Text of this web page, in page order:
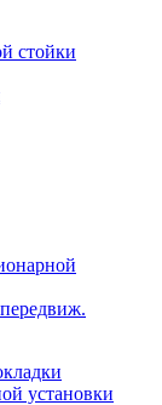
стойки
установки